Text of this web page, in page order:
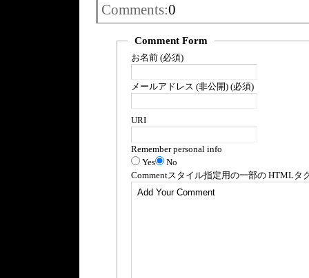
Comments:0
Comment Form
お名前 (必須)
メールアドレス (非公開) (必須)
URI
Remember personal info
Yes
No
Commentスタイル指定用の一部の HTMLタ